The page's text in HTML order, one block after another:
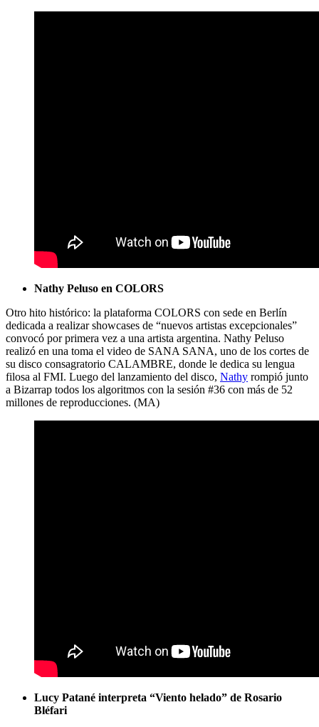
Nathy Peluso en COLORS
Otro hito histórico: la plataforma COLORS con sede en Berlín
dedicada a realizar showcases de “nuevos artistas excepcionales”
convocó por primera vez a una artista argentina. Nathy Peluso
realizó en una toma el video de SANA SANA, uno de los cortes de
su disco consagratorio CALAMBRE, donde le dedica su lengua
filosa al FMI. Luego del lanzamiento del disco, Nathy rompió junto
a Bizarrap todos los algoritmos con la sesión #36 con más de 52
millones de reproducciones. (MA)
Lucy Patané interpreta “Viento helado” de Rosario
Bléfari